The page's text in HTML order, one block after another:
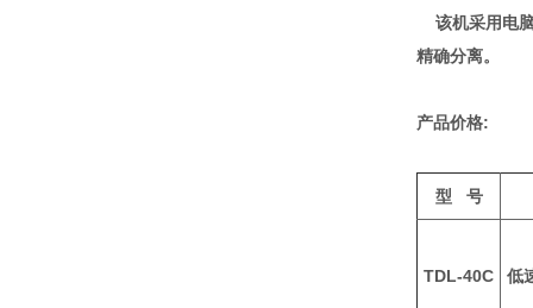
该机采用电脑
精确分离。
产品价格:
型 号
TDL-40C 低